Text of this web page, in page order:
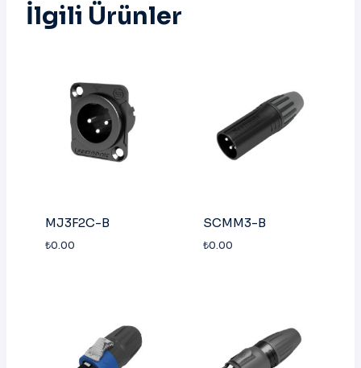
İlgili Ürünler
MJ3F2C-B
₺0.00
SCMM3-B
₺0.00